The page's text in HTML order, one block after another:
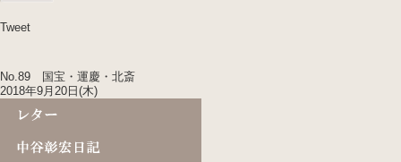
Tweet
No.89 国宝・運慶・北斎
2018年9月20日(木)